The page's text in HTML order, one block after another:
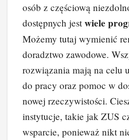
osób z częściową
dostępnych jest wiele
Możemy tutaj wymienić
doradztwo zawodowe.
rozwiązania mają na celu
do pracy oraz pomoc w
nowej rzeczywistości.
instytucje, takie jak ZUS
wsparcie, ponieważ nikt